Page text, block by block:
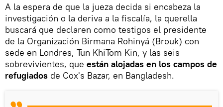
A la espera de que la jueza decida si encabeza la
investigación o la deriva a la fiscalía, la querella
buscará que declaren como testigos el presidente
de la Organización Birmana Rohinyá (Brouk) con
sede en Londres, Tun KhiTom Kin, y las seis
sobrevivientes, que están alojadas en los campos de
refugiados de Cox's Bazar, en Bangladesh.